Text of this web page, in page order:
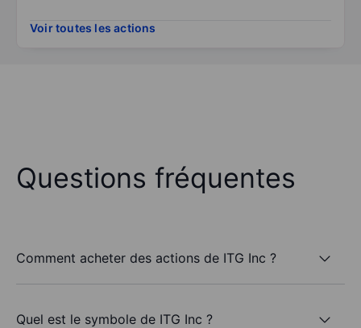
Voir toutes les actions
Questions fréquentes
Comment acheter des actions de ITG Inc ?
Quel est le symbole de ITG Inc ?